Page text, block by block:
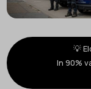
💡
In 90%